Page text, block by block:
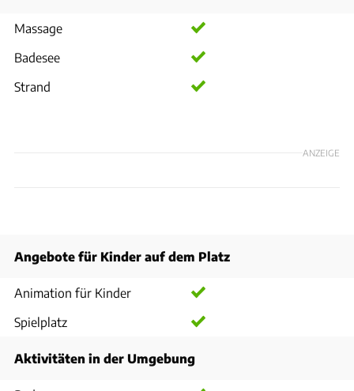
Massage
Badesee
Strand
ANZEIGE
Angebote für Kinder auf dem Platz
Animation für Kinder
Spielplatz
Aktivitäten in der Umgebung